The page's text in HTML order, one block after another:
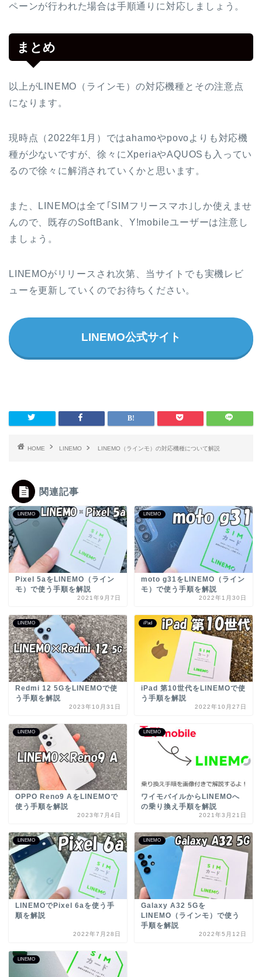
ペーンが行われた場合は手順通りに対応しましょう。
まとめ
以上がLINEMO（ラインモ）の対応機種とその注意点
になります。
現時点（2022年1月）ではahamoやpovoよりも対応機
種が少ないですが、徐々にXperiaやAQUOSも入ってい
るので徐々に解消されていくかと思います。
また、LINEMOは全て｢SIMフリースマホ｣しか使えませ
んので、既存のSoftBank、Y!mobileユーザーは注意し
ましょう。
LINEMOがリリースされ次第、当サイトでも実機レビ
ューを更新していくのでお待ちください。
LINEMO公式サイト
HOME LINEMO LINEMO（ラインモ）の対応機種について解説
関連記事
LINEMO
Pixel 5aをLINEMO（ライン
モ）で使う手順を解説
2021年9月7日
LINEMO
moto g31をLINEMO（ライン
モ）で使う手順を解説
2022年1月30日
LINEMO
Redmi 12 5GをLINEMOで使
う手順を解説
2023年10月31日
iPad
iPad 第10世代をLINEMOで使
う手順を解説
2022年10月27日
LINEMO
OPPO Reno9 AをLINEMOで
使う手順を解説
2023年7月4日
LINEMO
ワイモバイルからLINEMOへ
の乗り換え手順を解説
2021年3月21日
LINEMO
LINEMOでPixel 6aを使う手
順を解説
2022年7月28日
LINEMO
Galaxy A32 5Gを
LINEMO（ラインモ）で使う
手順を解説
2022年5月12日
LINEMO